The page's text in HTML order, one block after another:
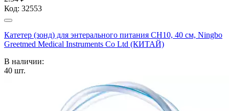
Код: 32553
Катетер (зонд) для энтерального питания СН10, 40 см, Ningbo
Greetmed Medical Instruments Co Ltd (КИТАЙ)
В наличии:
40 шт.